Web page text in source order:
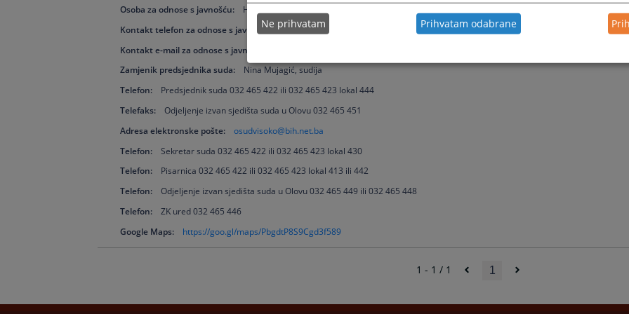
Osoba za odnose s javnošću:
Henda Mujkić, Stručni savjetnik za informisanje i odnose s javnošću
Kontakt telefon za odnose s javnošću:
032 465 422 ili 032 465 423 lokal 439 ili 443
Kontakt e-mail za odnose s javnošću:
Zamjenik predsjednika suda:
Nina Mujagić, sudija
Telefon:
Predsjednik suda 032 465 422 ili 032 465 423 lokal 444
Telefaks:
Odjeljenje izvan sjedišta suda u Olovu 032 465 451
Adresa elektronske pošte:
osudvisoko@bih.net.ba
Telefon:
Sekretar suda 032 465 422 ili 032 465 423 lokal 430
Telefon:
Pisarnica 032 465 422 ili 032 465 423 lokal 413 ili 442
Telefon:
Odjeljenje izvan sjedišta suda u Olovu 032 465 449 ili 032 465 448
Telefon:
ZK ured 032 465 446
Google Maps:
https://goo.gl/maps/PbgdtP8S9Cgd3f589
1 - 1 / 1 1
Ne prihvatam Prihvatam odabrane